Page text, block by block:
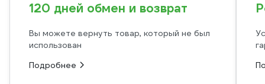
120 дней обмен и возврат
Вы можете вернуть товар, который не был
использован
Подробнее